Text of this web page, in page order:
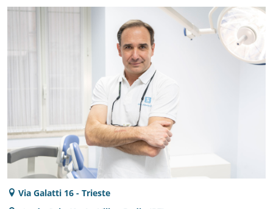
Via Galatti 16 - Trieste